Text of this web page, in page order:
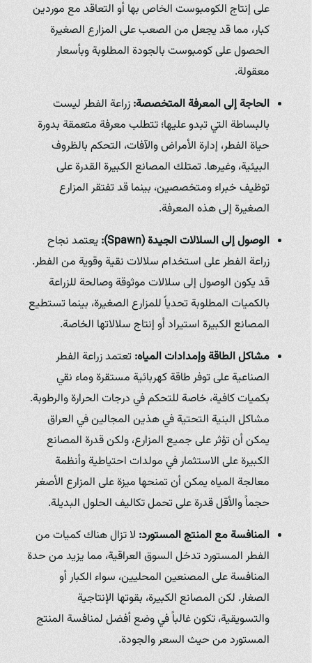
على إنتاج الكومبوست الخاص بها أو التعاقد مع موردين
كبار، مما قد يجعل من الصعب على المزارع الصغيرة
الحصول على كومبوست بالجودة المطلوبة وبأسعار
معقولة.
الحاجة إلى المعرفة المتخصصة:زراعة الفطر ليست
بالبساطة التي تبدو عليها؛ تتطلب معرفة متعمقة بدورة
حياة الفطر، إدارة الأمراض والآفات، التحكم بالظروف
البيئية، وغيرها. تمتلك المصانع الكبيرة القدرة على
توظيف خبراء ومتخصصين، بينما قد تفتقر المزارع
الصغيرة إلى هذه المعرفة.
الوصول إلى السلالات الجيدة (Spawn):
يعتمد نجاح
زراعة الفطر على استخدام سلالات نقية وقوية من الفطر.
قد يكون الوصول إلى سلالات موثوقة وصالحة للزراعة
بالكميات المطلوبة تحدياً للمزارع الصغيرة، بينما تستطيع
المصانع الكبيرة استيراد أو إنتاج سلالاتها الخاصة.
مشاكل الطاقة وإمدادات المياه:تعتمد زراعة الفطر
الصناعية على توفر طاقة كهربائية مستقرة وماء نقي
بكميات كافية، خاصة للتحكم في درجات الحرارة والرطوبة.
مشاكل البنية التحتية في هذين المجالين في العراق
يمكن أن تؤثر على جميع المزارع، ولكن قدرة المصانع
الكبيرة على الاستثمار في مولدات احتياطية وأنظمة
معالجة المياه يمكن أن تمنحها ميزة على المزارع الأصغر
حجماً والأقل قدرة على تحمل تكاليف الحلول البديلة.
المنافسة مع المنتج المستورد:لا تزال هناك كميات من
الفطر المستورد تدخل السوق العراقية، مما يزيد من حدة
المنافسة على المصنعين المحليين، سواء الكبار أو
الصغار. لكن المصانع الكبيرة، بقوتها الإنتاجية
والتسويقية، تكون غالباً في وضع أفضل لمنافسة المنتج
المستورد من حيث السعر والجودة.